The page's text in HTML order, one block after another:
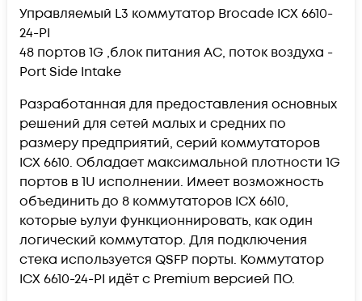
Управляемый L3 коммутатор Brocade ICX 6610-
24-PI
48 портов 1G ,блок питания AC, поток воздуха -
Port Side Intake
Разработанная для предоставления основных
решений для сетей малых и средних по
размеру предприятий, серий коммутаторов
ICX 6610. Обладает максимальной плотности 1G
портов в 1U исполнении. Имеет возможность
объединить до 8 коммутаторов ICX 6610,
которые ьулуи функционнировать, как один
логический коммутатор. Для подключения
стека используется QSFP порты. Коммутатор
ICX 6610-24-PI идёт с Premium версией ПО.